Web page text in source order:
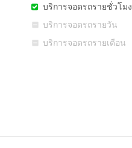
บริการจอดรถรายชั่วโมง
บริการจอดรถรายวัน
บริการจอดรถรายเดือน